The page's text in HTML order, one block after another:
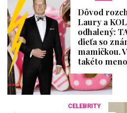
Dôvod
Laury a
odhalený:
dieťa so
mamičkou.
takéto meno
CELEBRITY